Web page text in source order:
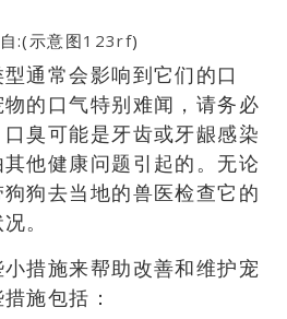
:(示意图123rf)
通常会影响到它们的口
的口气特别难闻，请务必
臭可能是牙齿或牙龈感染
他健康问题引起的。无论
狗去当地的兽医检查它的
。
措施来帮助改善和维护宠
施包括：